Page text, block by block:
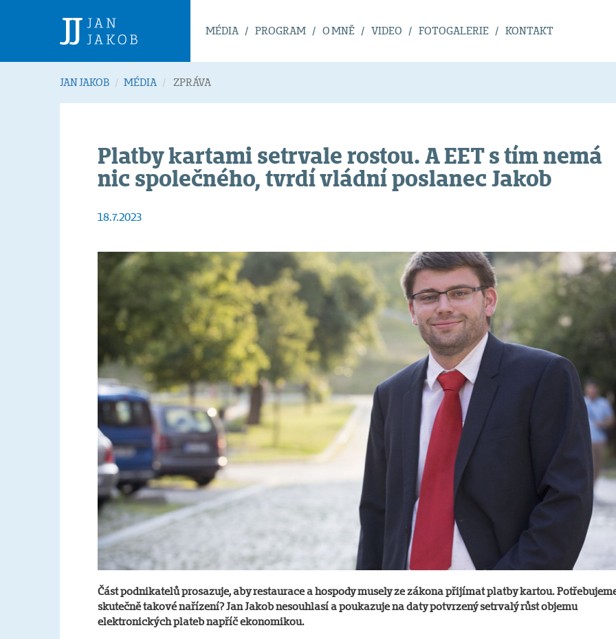
MÉDIA PROGRAM O MNĚ VIDEO FOTOGALERIE KONTAKT
JAN JAKOB MÉDIA ZPRÁVA
Platby kartami setrvale rostou. A EET s tím nemá
nic společného, tvrdí vládní poslanec Jakob
18.7.2023
Část podnikatelů prosazuje, aby restaurace a hospody musely ze zákona přijímat platby kartou.
skutečně takové nařízení? Jan Jakob nesouhlasí a poukazuje na daty potvrzený setrvalý růst objemu
elektronických plateb napříč ekonomikou.